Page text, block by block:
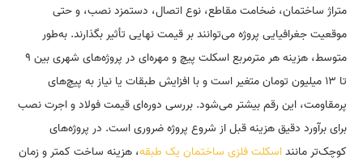
متراژ ساختمان، ضخامت مقاطع، نوع اتصال، دستمزد نصب، و حتی
موقعیت جغرافیایی پروژه می‌توانند بر قیمت نهایی تأثیر بگذارند. به‌طور
متوسط، هزینه هر مترمربع اسکلت پیچ و مهره‌ای در پروژه‌های شهری بین ۹
تا ۱۳ میلیون تومان متغیر است و با افزایش طبقات یا نیاز به پیچ‌های
پرمقاومت، این رقم بیشتر می‌شود. بررسی دوره‌ای قیمت فولاد و اجرت نصب
برای برآورد دقیق هزینه قبل از شروع پروژه ضروری است. در پروژه‌های
کوچک‌تر ماننداسکلت فلزی ساختمان یک طبقه، هزینه ساخت کمتر و زمان